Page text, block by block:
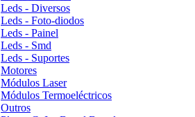
Leds - Diversos
Leds - Foto-diodos
Leds - Painel
Leds - Smd
Leds - Suportes
Motores
Módulos Laser
Módulos Termoeléctricos
Outros